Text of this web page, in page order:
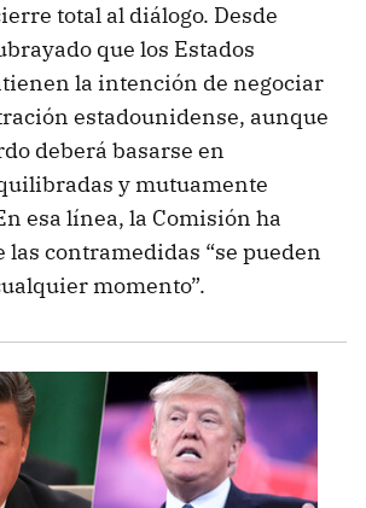
total al diálogo. Desde
que los Estados
la intención de negociar
estadounidense, aunque
deberá basarse en
y mutuamente
esa línea, la Comisión ha
contramedidas “se pueden
momento”.